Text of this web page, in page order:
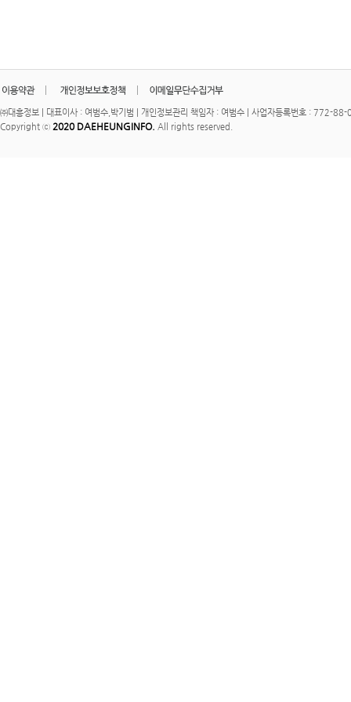
㈜대흥정보 | 대표이사 : 여범수,박기범 | 개인정보관리 책임자 : 여범수 | 사업자등록번호 :
Copyright ⓒ 2020 DAEHEUNGINFO. All rights reserved.